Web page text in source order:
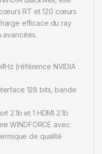
RT et 120 cœurs
efficace du ray
avancées.
(référence NVIDIA :
128 bits, bande
2.1b et 1 HDMI 2.1b
WINDFORCE avec
de qualité